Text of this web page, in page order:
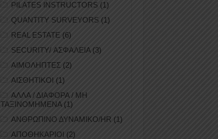
PILATES INSTRUCTORS (1)
QUANTITY SURVEYORS (1)
REAL ESTATE (6)
SECURITY/ ΑΣΦΑΛΕΙΑ(3)
ΑΙΜΟΛΗΠΤΕΣ (2)
ΑΙΣΘΗΤΙΚΟΙ (1)
ΑΛΛΑ / ΔΙΑΦΟΡΑ / ΜΗ
ΤΑΞΙΝΟΜΗΜΕΝΑ(1)
ΑΝΘΡΩΠΙΝΟ ΔΥΝΑΜΙΚΟ/HR (1)
ΑΠΟΘΗΚΑΡΙΟΙ (2)